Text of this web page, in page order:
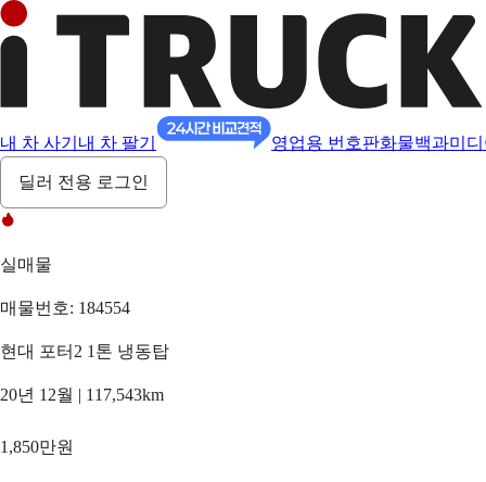
내 차 사기 내 차 팔기 영업용 번호판화물백과미
딜러 전용 로그인
실매물
매물번호: 184554
현대 포터2 1톤 냉동탑
20년 12월 | 117,543km
1,850만원